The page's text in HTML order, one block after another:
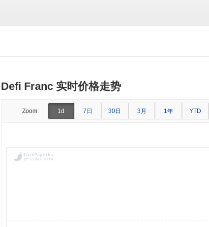
Defi Franc 实时价格走势
Zoom: 1d 7日 30日 3月 1年 YTD